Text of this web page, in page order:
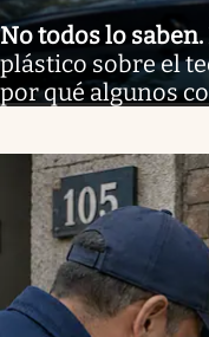
No todos lo saben.
plástico sobre el
por qué algunos